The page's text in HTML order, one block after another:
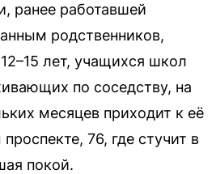
ранее работавшей
родственников,
лет, учащихся школ
по соседству, на
месяцев приходит к её
76, где стучит в
покой.